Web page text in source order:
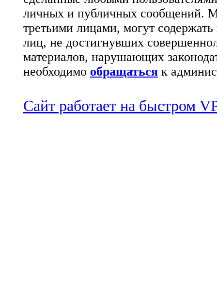
личных и публичных сообщений.
третьими лицами, могут
лиц, не достигнувших
материалов, нарушающих
необходимо обращаться к
Сайт работает на быстром